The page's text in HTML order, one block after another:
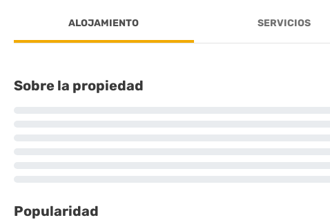
ALOJAMIENTO SERVICIOS
Sobre la propiedad
Popularidad